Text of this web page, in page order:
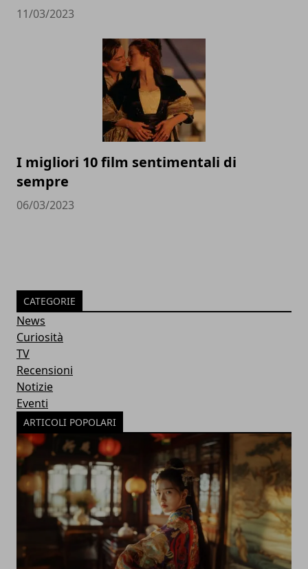
11/03/2023
I migliori 10 film sentimentali di
sempre
06/03/2023
CATEGORIE
News
Curiosità
TV
Recensioni
Notizie
Eventi
ARTICOLI POPOLARI